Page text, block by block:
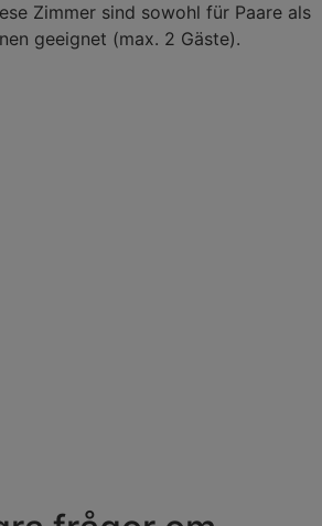
Zimmer sind sowohl für Paare als
geeignet (max. 2 Gäste).